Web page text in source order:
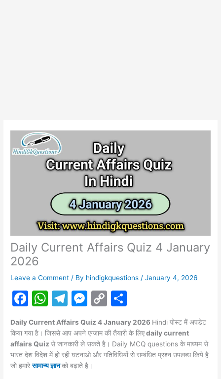
Daily Current Affairs Quiz 4 January
2026
Leave a Comment / By hindigkquestions /January 4, 2026
F
c
e
b
W
at
s
A
T
e
gr
a
M
s
s
e
C
p
y
Li
ar
e
Daily Current Affairs Quiz 4 January 2026 Hindi पोस्ट में अपडेट
किया गया है। जिससे आप अपने एग्जाम की तैयारी के लिएdaily current
affairs Quizसे जानकारी ले सकते है। Daily MCQ questions के माध्यम से
भारत देश विदेश में हो रही घटनाओ और गतिविधियों से सम्बंधित प्रश्न उपलब्ध किये है
जो हमारेसामान्य ज्ञानको बढ़ाते है।